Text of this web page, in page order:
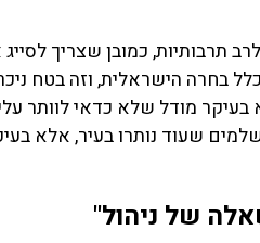
תרבותיות, כמובן שצריך
בחרה הישראלית, וזה בטח
מודל שלא כדאי לוותר
שעוד נותרו בעיר, אלא
של ניהול"